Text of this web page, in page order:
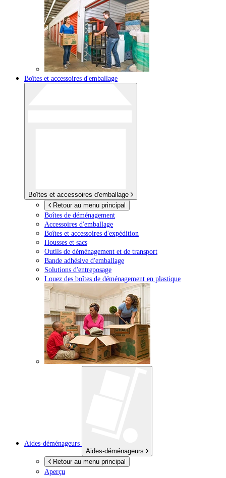
Boîtes et accessoires d'emballage
Boîtes et accessoires d'emballage
Retour au menu principal
Boîtes de déménagement
Accessoires d'emballage
Boîtes et accessoires d'expédition
Housses et sacs
Outils de déménagement et de transport
Bande adhésive d'emballage
Solutions d'entreposage
Louez des boîtes de déménagement en plastique
Aides-déménageurs
Aides-déménageurs
Retour au menu principal
Aperçu